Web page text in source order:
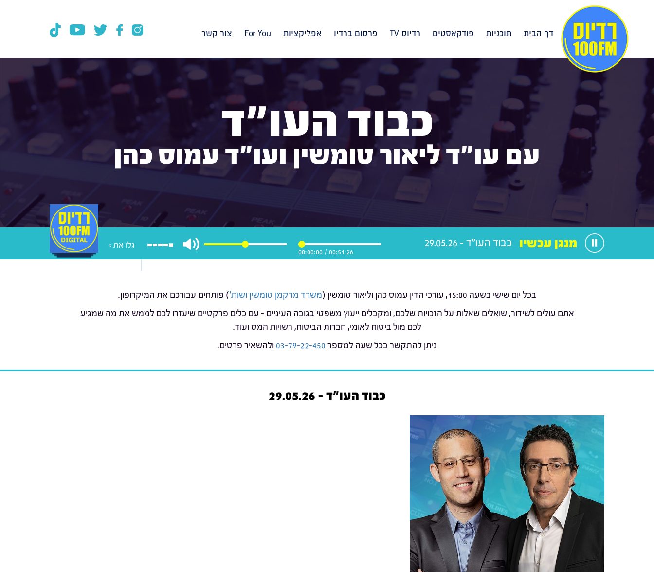
דף הבית תוכניות פודקאסטים רדיוס TV פרסום ברדיו אפליקציות For You צור קשר
כבוד העו"ד
עם עו"ד ליאור טומשין ועו"ד עמוס כהן
גלו את >
00:51:26
/
00:00:00
מנגן עכשיו כבוד העו"ד - 29.05.26
בכל יום שישי בשעה 15:00, עורכי הדין עמוס כהן וליאור טומשין ( משרד מרקמן טומשין ושות') פותחים עבורכם את המיקרופון.
אתם עולים לשידור, שואלים שאלות על הזכויות שלכם, ומקבלים ייעוץ משפטי בגובה העיניים – עם כלים פרקטיים שיעזרו לכם לממש את מה שמגיע
לכם מול ביטוח לאומי, חברות הביטוח, רשויות המס ועוד.
ניתן להתקשר בכל שעה למספר 03-79-22-450 ולהשאיר פרטים.
כבוד העו"ד - 29.05.26